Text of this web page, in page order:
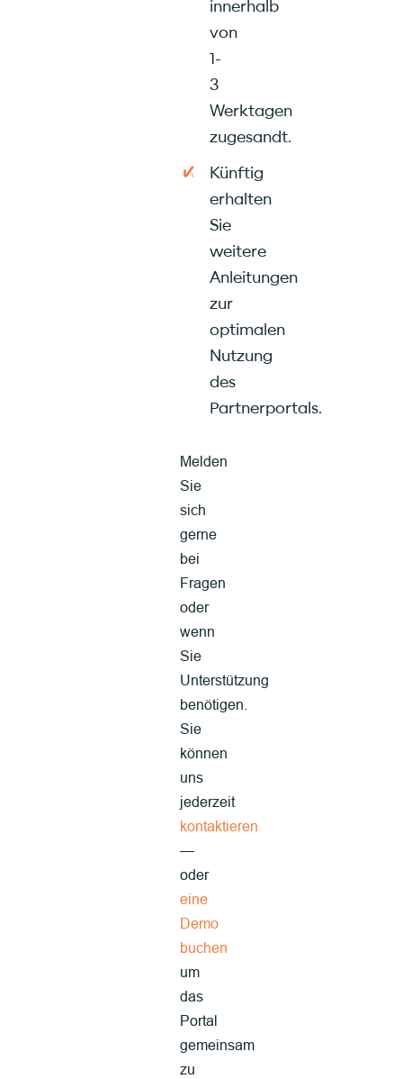
innerhalb
von
1-
3
Werktagen
zugesandt.
Künftig
erhalten
Sie
weitere
Anleitungen
zur
optimalen
Nutzung
des
Partnerportals.
Melden
Sie
sich
gerne
bei
Fragen
oder
wenn
Sie
Unterstützung
benötigen.
Sie
können
uns
jederzeit
kontaktieren
—
oder
eine
Demo
buchen
um
das
Portal
gemeinsam
zu